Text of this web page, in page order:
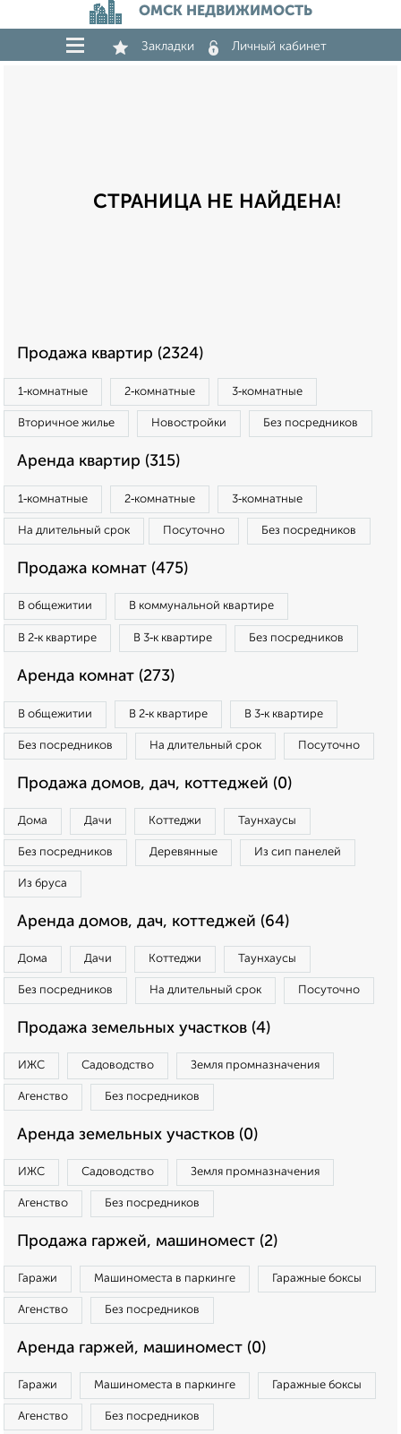
ОМСК НЕДВИЖИМОСТЬ
Закладки Личный кабинет
СТРАНИЦА НЕ НАЙДЕНА!
Продажа квартир (2324)
1‑комнатные 2‑комнатные 3‑комнатные
Вторичное жилье Новостройки Без посредников
Аренда квартир (315)
1‑комнатные 2‑комнатные 3‑комнатные
На длительный срок Посуточно Без посредников
Продажа комнат (475)
В общежитии В коммунальной квартире
В 2‑к квартире В 3‑к квартире Без посредников
Аренда комнат (273)
В общежитии В 2‑к квартире В 3‑к квартире
Без посредников На длительный срок Посуточно
Продажа домов, дач, коттеджей (0)
Дома Дачи Коттеджи Таунхаусы
Без посредников Деревянные Из сип панелей
Из бруса
Аренда домов, дач, коттеджей (64)
Дома Дачи Коттеджи Таунхаусы
Без посредников На длительный срок Посуточно
Продажа земельных участков (4)
ИЖС Садоводство Земля промназначения
Агенство Без посредников
Аренда земельных участков (0)
ИЖС Садоводство Земля промназначения
Агенство Без посредников
Продажа гаржей, машиномест (2)
Гаражи Машиноместа в паркинге Гаражные боксы
Агенство Без посредников
Аренда гаржей, машиномест (0)
Гаражи Машиноместа в паркинге Гаражные боксы
Агенство Без посредников